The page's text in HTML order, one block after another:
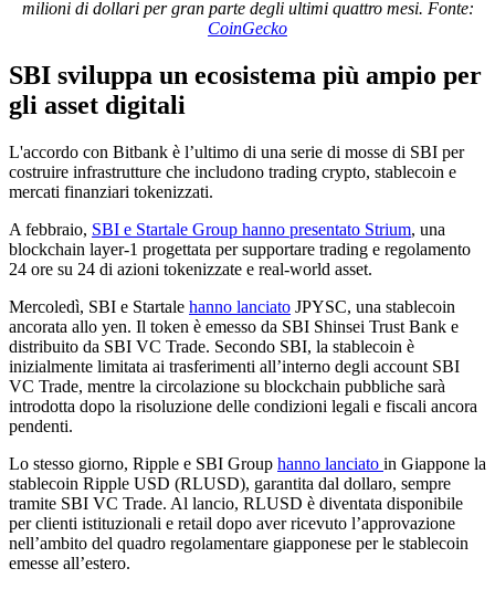
milioni di dollari per gran parte degli ultimi quattro mesi. Fonte:
CoinGecko
SBI sviluppa un ecosistema più ampio per
gli asset digitali
L'accordo con Bitbank è l’ultimo di una serie di mosse di SBI per
costruire infrastrutture che includono trading crypto, stablecoin e
mercati finanziari tokenizzati.
A febbraio, SBI e Startale Group hanno presentato Strium, una
blockchain layer-1 progettata per supportare trading e regolamento
24 ore su 24 di azioni tokenizzate e real-world asset.
Mercoledì, SBI e Startale hanno lanciato JPYSC, una stablecoin
ancorata allo yen. Il token è emesso da SBI Shinsei Trust Bank e
distribuito da SBI VC Trade. Secondo SBI, la stablecoin è
inizialmente limitata ai trasferimenti all’interno degli account SBI
VC Trade, mentre la circolazione su blockchain pubbliche sarà
introdotta dopo la risoluzione delle condizioni legali e fiscali ancora
pendenti.
Lo stesso giorno, Ripple e SBI Group hanno lanciato in Giappone la
stablecoin Ripple USD (RLUSD), garantita dal dollaro, sempre
tramite SBI VC Trade. Al lancio, RLUSD è diventata disponibile
per clienti istituzionali e retail dopo aver ricevuto l’approvazione
nell’ambito del quadro regolamentare giapponese per le stablecoin
emesse all’estero.